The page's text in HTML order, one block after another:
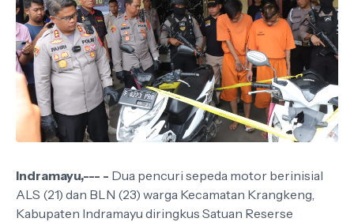
Indramayu,--- - Dua pencuri sepeda motor berinisial
ALS (21) dan BLN (23) warga Kecamatan Krangkeng,
Kabupaten Indramayu diringkus Satuan Reserse